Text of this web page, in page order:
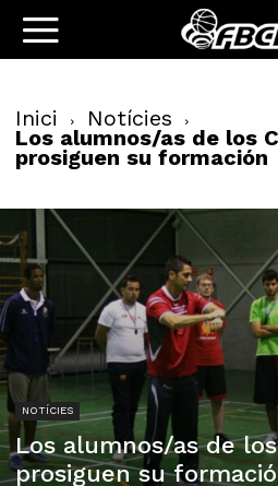
Inici Notícies
Los alumnos/as de los
prosiguen su formación
NOTÍCIES
Los alumnos/as de
prosiguen su